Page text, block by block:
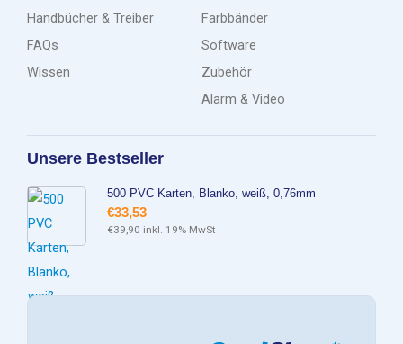
Handbücher & Treiber
FAQs
Wissen
Farbbänder
Software
Zubehör
Alarm & Video
Unsere Bestseller
500 PVC Karten, Blanko, weiß, 0,76mm
€33,53
€39,90 inkl. 19% MwSt